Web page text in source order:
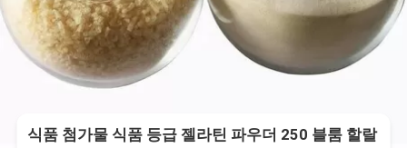
식품 첨가물 식품 등급 젤라틴 파우더 250 블룸 할랄